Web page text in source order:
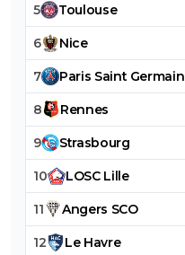
5 Toulouse
6 Nice
7 Paris Saint Germain
8 Rennes
9 Strasbourg
10 LOSC Lille
11 Angers SCO
12 Le Havre